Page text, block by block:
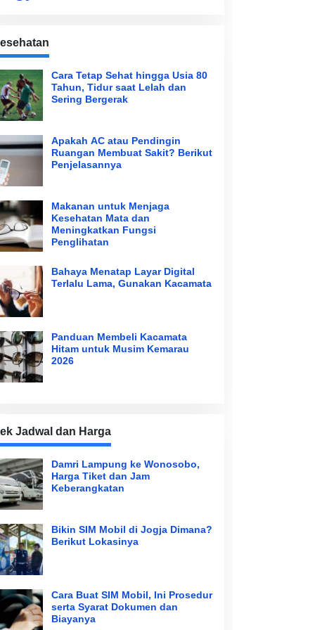
Cara Tetap Sehat hingga Usia 80
Tahun, Tidur saat Lelah dan
Sering Bergerak
Apakah AC atau Pendingin
Ruangan Membuat Sakit? Berikut
Penjelasannya
Makanan untuk Menjaga
Kesehatan Mata dan
Meningkatkan Fungsi
Penglihatan
Bahaya Menatap Layar Digital
Terlalu Lama, Gunakan Kacamata
Panduan Membeli Kacamata
Hitam untuk Musim Kemarau
2026
Jadwal dan Harga
Damri Lampung ke Wonosobo,
Harga Tiket dan Jam
Keberangkatan
Bikin SIM Mobil di Jogja Dimana?
Berikut Lokasinya
Cara Buat SIM Mobil, Ini Prosedur
serta Syarat Dokumen dan
Biayanya